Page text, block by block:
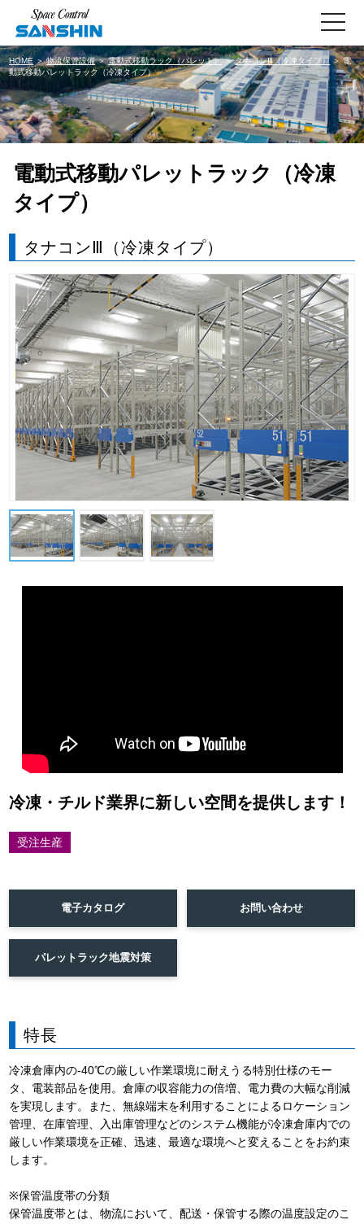
toggle
HOME ＞物流保管設備＞電動式移動ラック（パレット）＞タナコンⅢ（冷凍タイプ） ＞ 電
動式移動パレットラック（冷凍タイプ）
電動式移動パレットラック（冷凍
タイプ）
タナコンⅢ（冷凍タイプ）
冷凍・チルド業界に新しい空間を提供します！
受注生産
電子カタログ お問い合わせ
パレットラック地震対策
特長
冷凍倉庫内の-40℃の厳しい作業環境に耐えうる特別仕様のモー
タ、電装部品を使用。倉庫の収容能力の倍増、電力費の大幅な削減
を実現します。また、無線端末を利用することによるロケーション
管理、在庫管理、入出庫管理などのシステム機能が冷凍倉庫内での
厳しい作業環境を正確、迅速、最適な環境へと変えることをお約束
します。
※保管温度帯の分類
保管温度帯とは、物流において、配送・保管する際の温度設定のこ